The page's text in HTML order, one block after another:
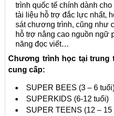
trình quốc tế chính dành
tài liệu hỗ trợ đắc lực nhất,
sát chương trình, cũng như
hỗ trợ nâng cao nguồn ngữ
năng đọc viết…
Chương trình học tại trung
cung cấp:
SUPER BEES (3 – 6
SUPERKIDS (6-12 tuổi)
SUPER TEENS (12 – 15